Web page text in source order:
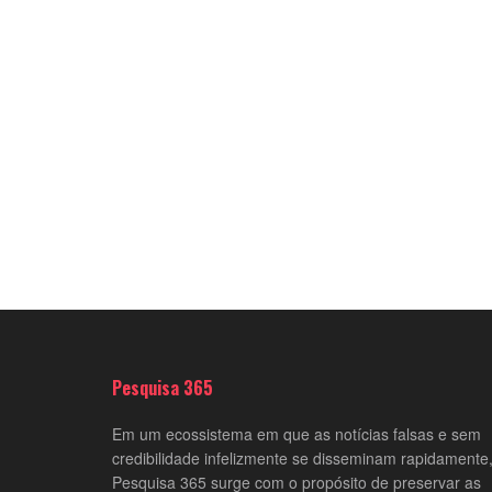
Pesquisa 365
Em um ecossistema em que as notícias falsas e sem
credibilidade infelizmente se disseminam
Pesquisa 365 surge com o propósito de preservar as